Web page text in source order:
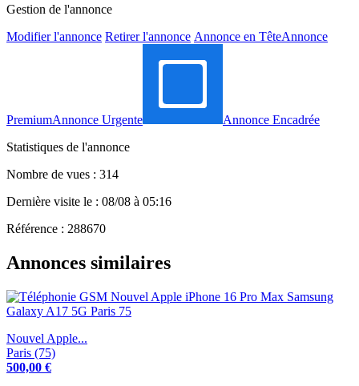
Gestion de l'annonce
Modifier l'annonce Retirer l'annonce Annonce en TêteAnnonce
PremiumAnnonce Urgente
Annonce Encadrée
Statistiques de l'annonce
Nombre de vues : 314
Dernière visite le : 08/08 à 05:16
Référence : 288670
Annonces similaires
Nouvel Apple...
Paris (75)
500,00 €